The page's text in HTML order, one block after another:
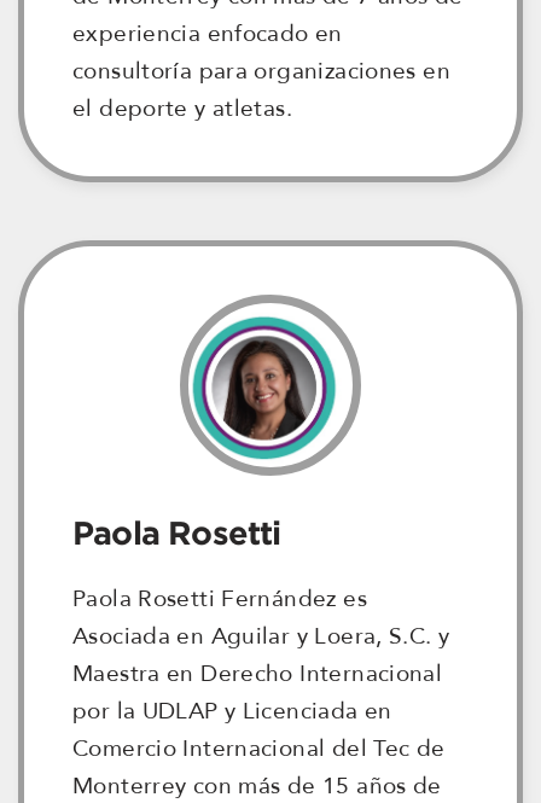
experiencia enfocado en
consultoría para organizaciones en
el deporte y atletas.
Paola Rosetti
Paola Rosetti Fernández es
Asociada en Aguilar y Loera, S.C. y
Maestra en Derecho Internacional
por la UDLAP y Licenciada en
Comercio Internacional del Tec de
Monterrey con más de 15 años de